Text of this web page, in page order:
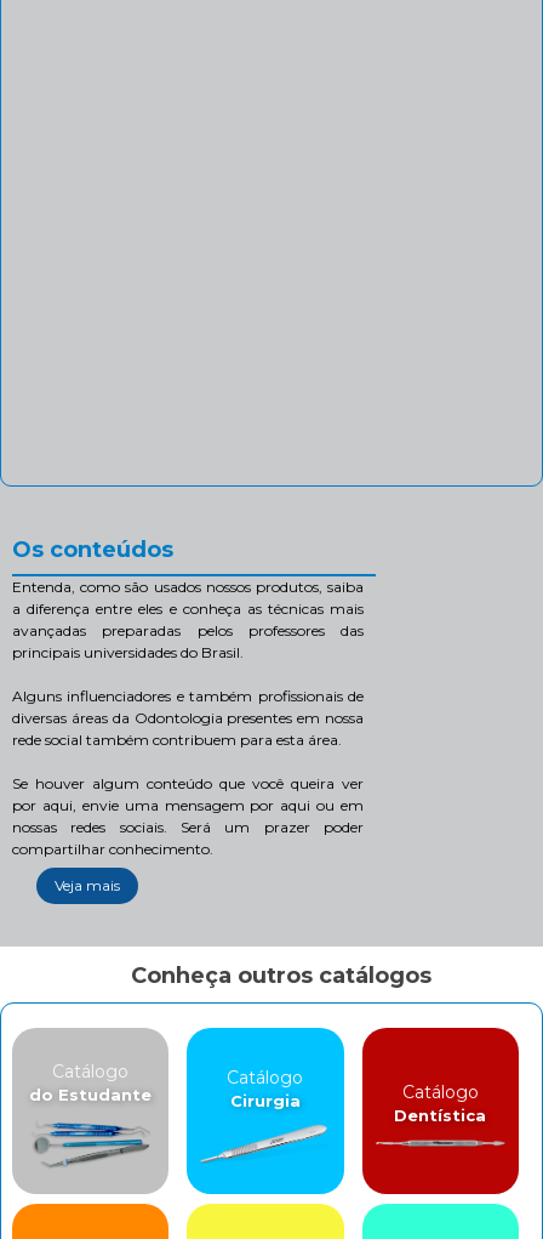
Os conteúdos
Entenda, como são usados nossos produtos, saiba
a diferença entre eles e conheça as técnicas mais
avançadas preparadas pelos professores das
principais universidades do Brasil.
Alguns influenciadores e também profissionais de
diversas áreas da Odontologia presentes em nossa
rede social também contribuem para esta área.
Se houver algum conteúdo que você queira ver
por aqui, envie uma mensagem por aqui ou em
nossas redes sociais. Será um prazer poder
compartilhar conhecimento.
Veja mais
Conheça outros catálogos
Catálogo
do Estudante
Catálogo
Cirurgia Catálogo
Dentística